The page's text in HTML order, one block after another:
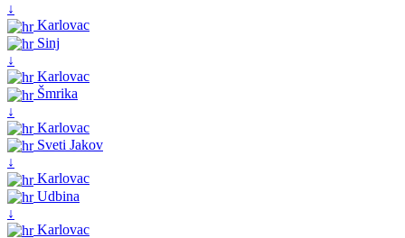
↓
Karlovac
Sinj
↓
Karlovac
Šmrika
↓
Karlovac
Sveti Jakov
↓
Karlovac
Udbina
↓
Karlovac